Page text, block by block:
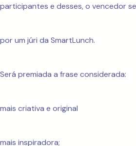
participantes e desses, o vencedor
por um júri da SmartLunch.
Será premiada a frase considerada:
mais criativa e original
mais inspiradora;